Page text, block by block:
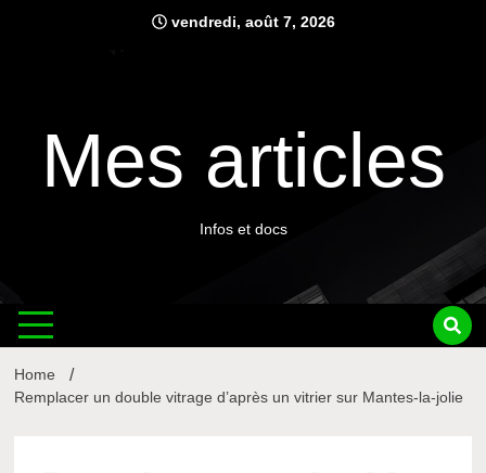
vendredi, août 7, 2026
Mes articles
Infos et docs
Home
Remplacer un double vitrage d’après un vitrier sur Mantes-la-jolie